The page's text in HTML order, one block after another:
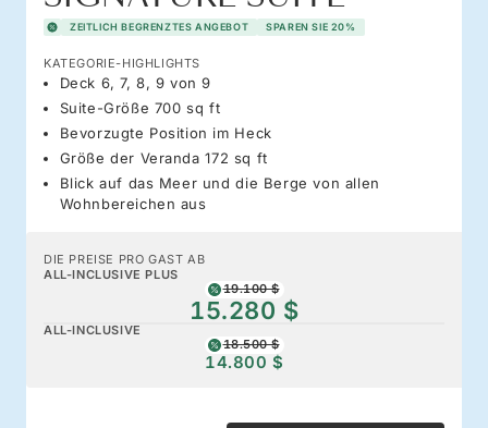
ZEITLICH BEGRENZTES ANGEBOT SPAREN SIE 20%
KATEGORIE-HIGHLIGHTS
Deck 6, 7, 8, 9 von 9
Suite-Größe 700 sq ft
Bevorzugte Position im Heck
Größe der Veranda 172 sq ft
Blick auf das Meer und die Berge von allen
Wohnbereichen aus
DIE PREISE PRO GAST AB
ALL-INCLUSIVE PLUS
19.100 $
15.280 $
ALL-INCLUSIVE
18.500 $
14.800 $